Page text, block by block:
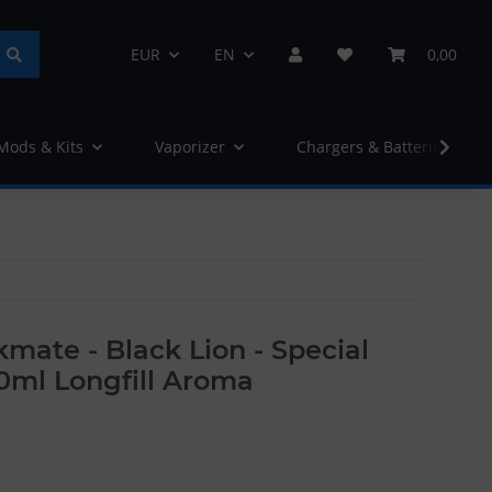
EUR EN 0,00
& Kits Vaporizer Chargers & Batteries
- Black Lion - Special
Longfill Aroma